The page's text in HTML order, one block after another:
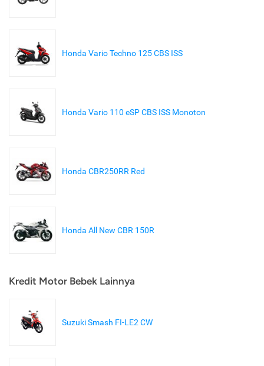
Honda Vario Techno 125 CBS ISS
Honda Vario 110 eSP CBS ISS Monoton
Honda CBR250RR Red
Honda All New CBR 150R
Kredit Motor Bebek Lainnya
Suzuki Smash FI-LE2 CW